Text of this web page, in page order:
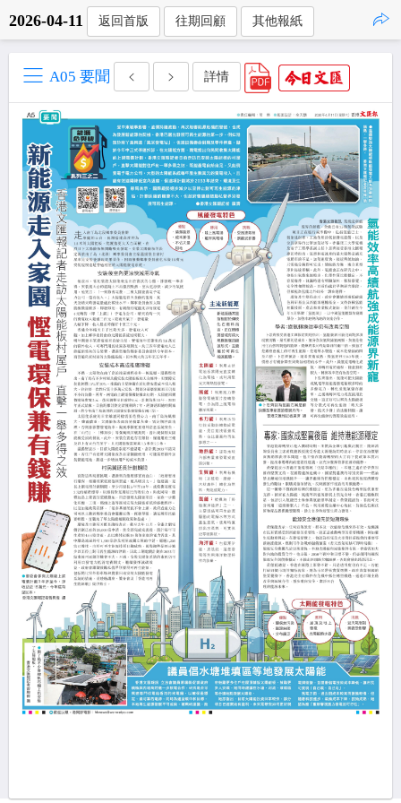
2026-04-11 返回首版 往期回顧 其他報紙
A05 要聞 詳情